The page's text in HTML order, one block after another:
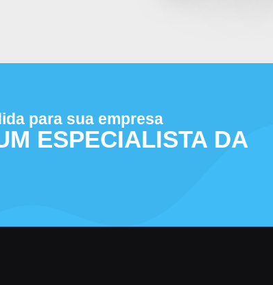
para sua empresa
ESPECIALISTA DA